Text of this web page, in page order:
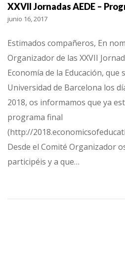
XXVII Jornadas AEDE –
junio 16, 2017
Estimados compañeros, En
Organizador de las XXVII
Economía de la Educación, que
Universidad de Barcelona los
2018, os informamos que ya
programa final
(http://
Desde el Comité Organizador
participéis y a que…